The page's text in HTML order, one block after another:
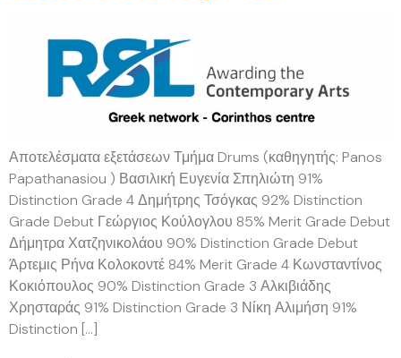
Αποτελέσματα εξετάσεων Τμήμα Drums (καθηγητής: Panos
Papathanasiou ) Βασιλική Ευγενία Σπηλιώτη 91%
Distinction Grade 4 Δημήτρης Τσόγκας 92% Distinction
Grade Debut Γεώργιος Κούλογλου 85% Merit Grade Debut
Δήμητρα Χατζηνικολάου 90% Distinction Grade Debut
Άρτεμις Ρήνα Κολοκοντέ 84% Merit Grade 4 Κωνσταντίνος
Κοκιόπουλος 90% Distinction Grade 3 Αλκιβιάδης
Χρησταράς 91% Distinction Grade 3 Νίκη Αλιμήση 91%
Distinction […]